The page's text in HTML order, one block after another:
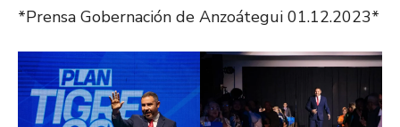
*Prensa Gobernación de Anzoátegui 01.12.2023*